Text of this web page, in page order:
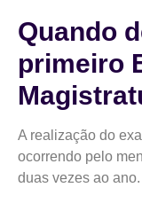
Quando
primeiro
A realização do
ocorrendo pelo
duas vezes ao ano.